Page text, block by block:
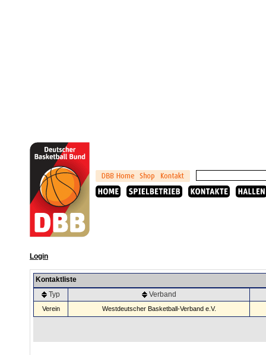
Login
Kontaktliste
Typ
Verband
Verein Westdeutscher Basketball-Verband e.V.